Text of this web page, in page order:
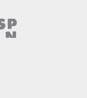
i Wspólnicy